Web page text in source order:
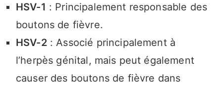
HSV-1 : Principalement responsable des
boutons de fièvre.
HSV-2: Associé principalement à
l’herpès génital, mais peut également
causer des boutons de fièvre dans